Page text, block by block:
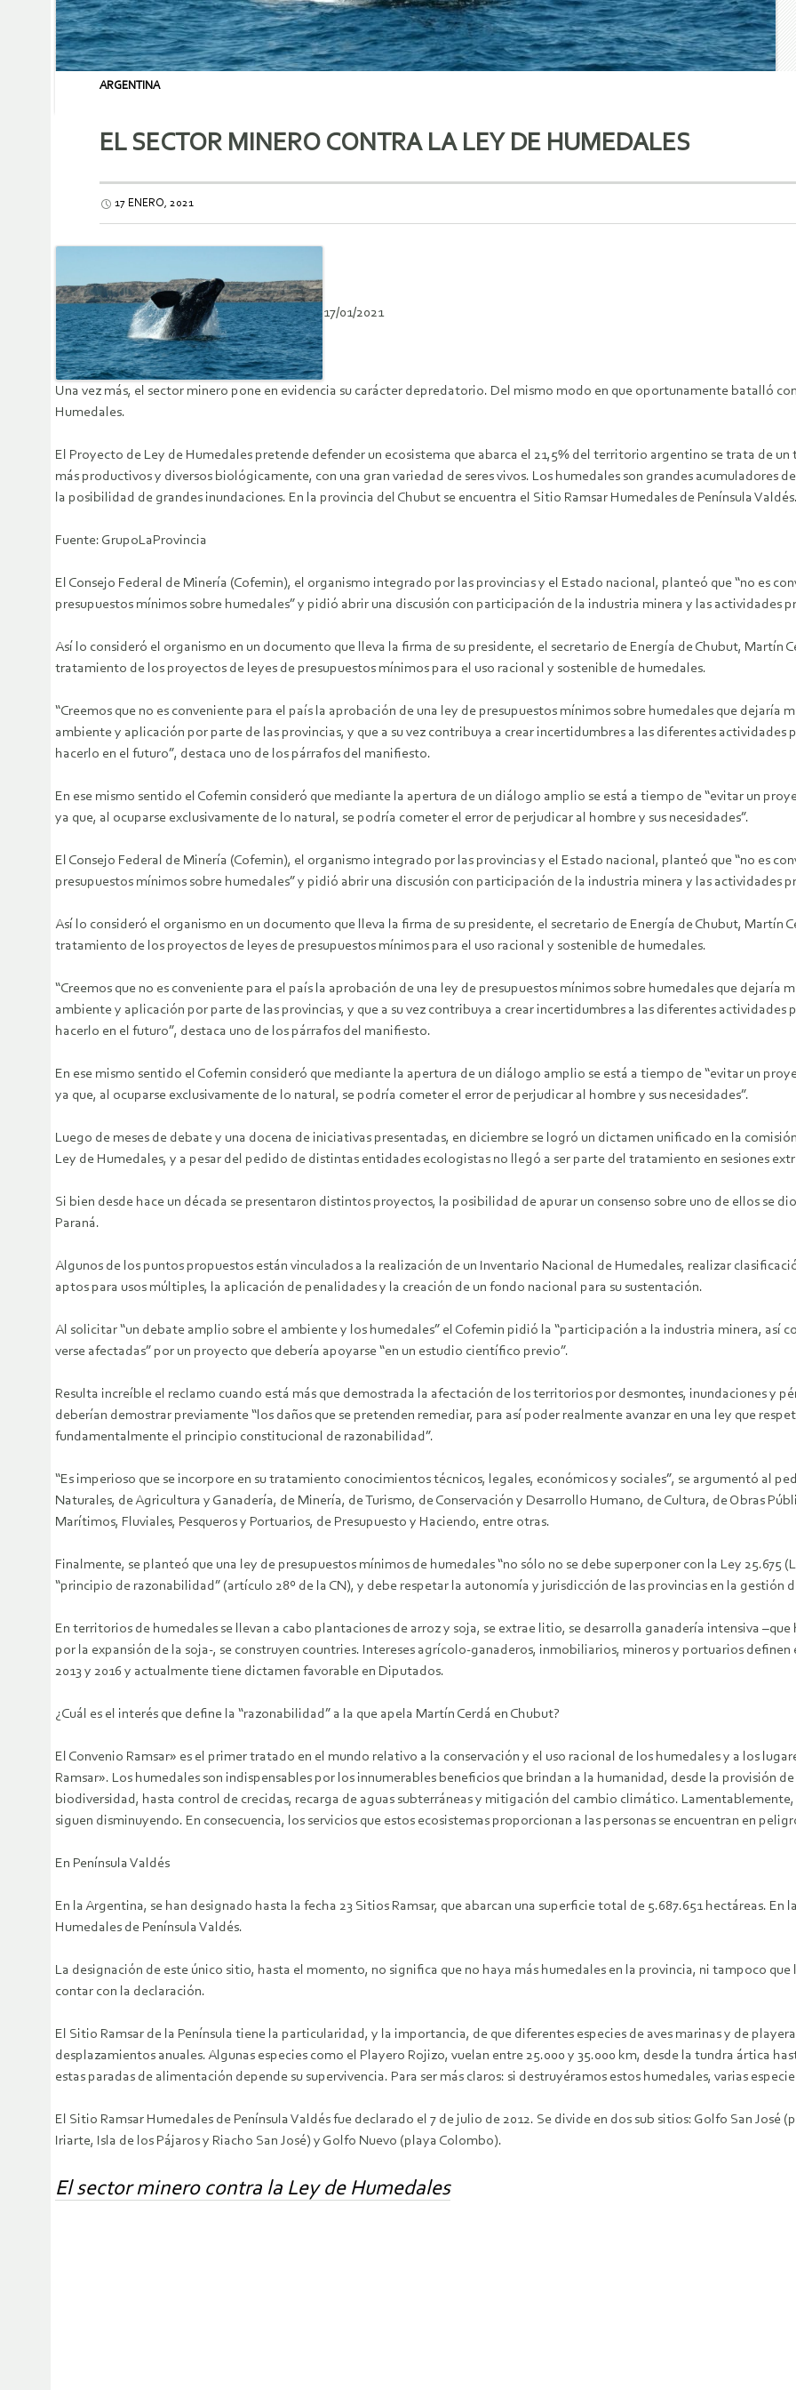
ARGENTINA
EL SECTOR MINERO CONTRA LA LEY DE HUMEDALES
17 ENERO, 2021
17/01/2021
Una vez más, el sector minero pone en evidencia su carácter depredatorio. Del mismo modo en que oportunamente batalló
Humedales.
El Proyecto de Ley de Humedales pretende defender un ecosistema que abarca el 21,5% del territorio argentino se trata de
más productivos y diversos biológicamente, con una gran variedad de seres vivos. Los humedales son grandes acumuladores
la posibilidad de grandes inundaciones. En la provincia del Chubut se encuentra el Sitio Ramsar Humedales de Península
Fuente: GrupoLaProvincia
El Consejo Federal de Minería (Cofemin), el organismo integrado por las provincias y el Estado nacional, planteó que “no es
presupuestos mínimos sobre humedales” y pidió abrir una discusión con participación de la industria minera y las actividades
Así lo consideró el organismo en un documento que lleva la firma de su presidente, el secretario de Energía de Chubut, Martín
tratamiento de los proyectos de leyes de presupuestos mínimos para el uso racional y sostenible de humedales.
“Creemos que no es conveniente para el país la aprobación de una ley de presupuestos mínimos sobre humedales que dejaría
ambiente y aplicación por parte de las provincias, y que a su vez contribuya a crear incertidumbres a las diferentes
hacerlo en el futuro”, destaca uno de los párrafos del manifiesto.
En ese mismo sentido el Cofemin consideró que mediante la apertura de un diálogo amplio se está a tiempo de “evitar un
ya que, al ocuparse exclusivamente de lo natural, se podría cometer el error de perjudicar al hombre y sus necesidades”.
El Consejo Federal de Minería (Cofemin), el organismo integrado por las provincias y el Estado nacional, planteó que “no es
presupuestos mínimos sobre humedales” y pidió abrir una discusión con participación de la industria minera y las actividades
Así lo consideró el organismo en un documento que lleva la firma de su presidente, el secretario de Energía de Chubut, Martín
tratamiento de los proyectos de leyes de presupuestos mínimos para el uso racional y sostenible de humedales.
“Creemos que no es conveniente para el país la aprobación de una ley de presupuestos mínimos sobre humedales que dejaría
ambiente y aplicación por parte de las provincias, y que a su vez contribuya a crear incertidumbres a las diferentes
hacerlo en el futuro”, destaca uno de los párrafos del manifiesto.
En ese mismo sentido el Cofemin consideró que mediante la apertura de un diálogo amplio se está a tiempo de “evitar un
ya que, al ocuparse exclusivamente de lo natural, se podría cometer el error de perjudicar al hombre y sus necesidades”.
Luego de meses de debate y una docena de iniciativas presentadas, en diciembre se logró un dictamen unificado en la
Ley de Humedales, y a pesar del pedido de distintas entidades ecologistas no llegó a ser parte del tratamiento en sesiones
Si bien desde hace un década se presentaron distintos proyectos, la posibilidad de apurar un consenso sobre uno de ellos se
Paraná.
Algunos de los puntos propuestos están vinculados a la realización de un Inventario Nacional de Humedales, realizar
aptos para usos múltiples, la aplicación de penalidades y la creación de un fondo nacional para su sustentación.
Al solicitar “un debate amplio sobre el ambiente y los humedales” el Cofemin pidió la “participación a la industria minera, así
verse afectadas” por un proyecto que debería apoyarse “en un estudio científico previo”.
Resulta increíble el reclamo cuando está más que demostrada la afectación de los territorios por desmontes, inundaciones y
deberían demostrar previamente “los daños que se pretenden remediar, para así poder realmente avanzar en una ley que
fundamentalmente el principio constitucional de razonabilidad”.
“Es imperioso que se incorpore en su tratamiento conocimientos técnicos, legales, económicos y sociales”, se argumentó al
Naturales, de Agricultura y Ganadería, de Minería, de Turismo, de Conservación y Desarrollo Humano, de Cultura, de Obras
Marítimos, Fluviales, Pesqueros y Portuarios, de Presupuesto y Haciendo, entre otras.
Finalmente, se planteó que una ley de presupuestos mínimos de humedales “no sólo no se debe superponer con la Ley 25.675
“principio de razonabilidad” (artículo 28º de la CN), y debe respetar la autonomía y jurisdicción de las provincias en la gestión
En territorios de humedales se llevan a cabo plantaciones de arroz y soja, se extrae litio, se desarrolla ganadería intensiva
por la expansión de la soja-, se construyen countries. Intereses agrícolo-ganaderos, inmobiliarios, mineros y portuarios
2013 y 2016 y actualmente tiene dictamen favorable en Diputados.
¿Cuál es el interés que define la “razonabilidad” a la que apela Martín Cerdá en Chubut?
El Convenio Ramsar» es el primer tratado en el mundo relativo a la conservación y el uso racional de los humedales y a los
Ramsar». Los humedales son indispensables por los innumerables beneficios que brindan a la humanidad, desde la provisión
biodiversidad, hasta control de crecidas, recarga de aguas subterráneas y mitigación del cambio climático.
siguen disminuyendo. En consecuencia, los servicios que estos ecosistemas proporcionan a las personas se encuentran en
En Península Valdés
En la Argentina, se han designado hasta la fecha 23 Sitios Ramsar, que abarcan una superficie total de 5.687.651 hectáreas.
Humedales de Península Valdés.
La designación de este único sitio, hasta el momento, no significa que no haya más humedales en la provincia, ni tampoco
contar con la declaración.
El Sitio Ramsar de la Península tiene la particularidad, y la importancia, de que diferentes especies de aves marinas y de
desplazamientos anuales. Algunas especies como el Playero Rojizo, vuelan entre 25.000 y 35.000 km, desde la tundra ártica
estas paradas de alimentación depende su supervivencia. Para ser más claros: si destruyéramos estos humedales, varias
El Sitio Ramsar Humedales de Península Valdés fue declarado el 7 de julio de 2012. Se divide en dos sub sitios: Golfo San José
Iriarte, Isla de los Pájaros y Riacho San José) y Golfo Nuevo (playa Colombo).
El sector minero contra la Ley de Humedales